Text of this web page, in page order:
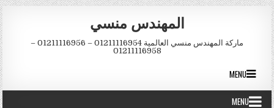
Skip to content
المهندس منسي
ماركة المهندس منسي العالمية 01211116954 – 01211116956 –
01211116958
MENU
MENU